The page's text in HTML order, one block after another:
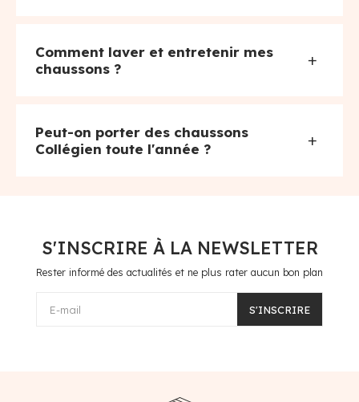
Comment laver et entretenir mes
chaussons ?
+
Peut-on porter des chaussons
Collégien toute l'année ?
+
S'INSCRIRE À LA NEWSLETTER
Rester informé des actualités et ne plus rater aucun bon plan
E-mail S'INSCRIRE